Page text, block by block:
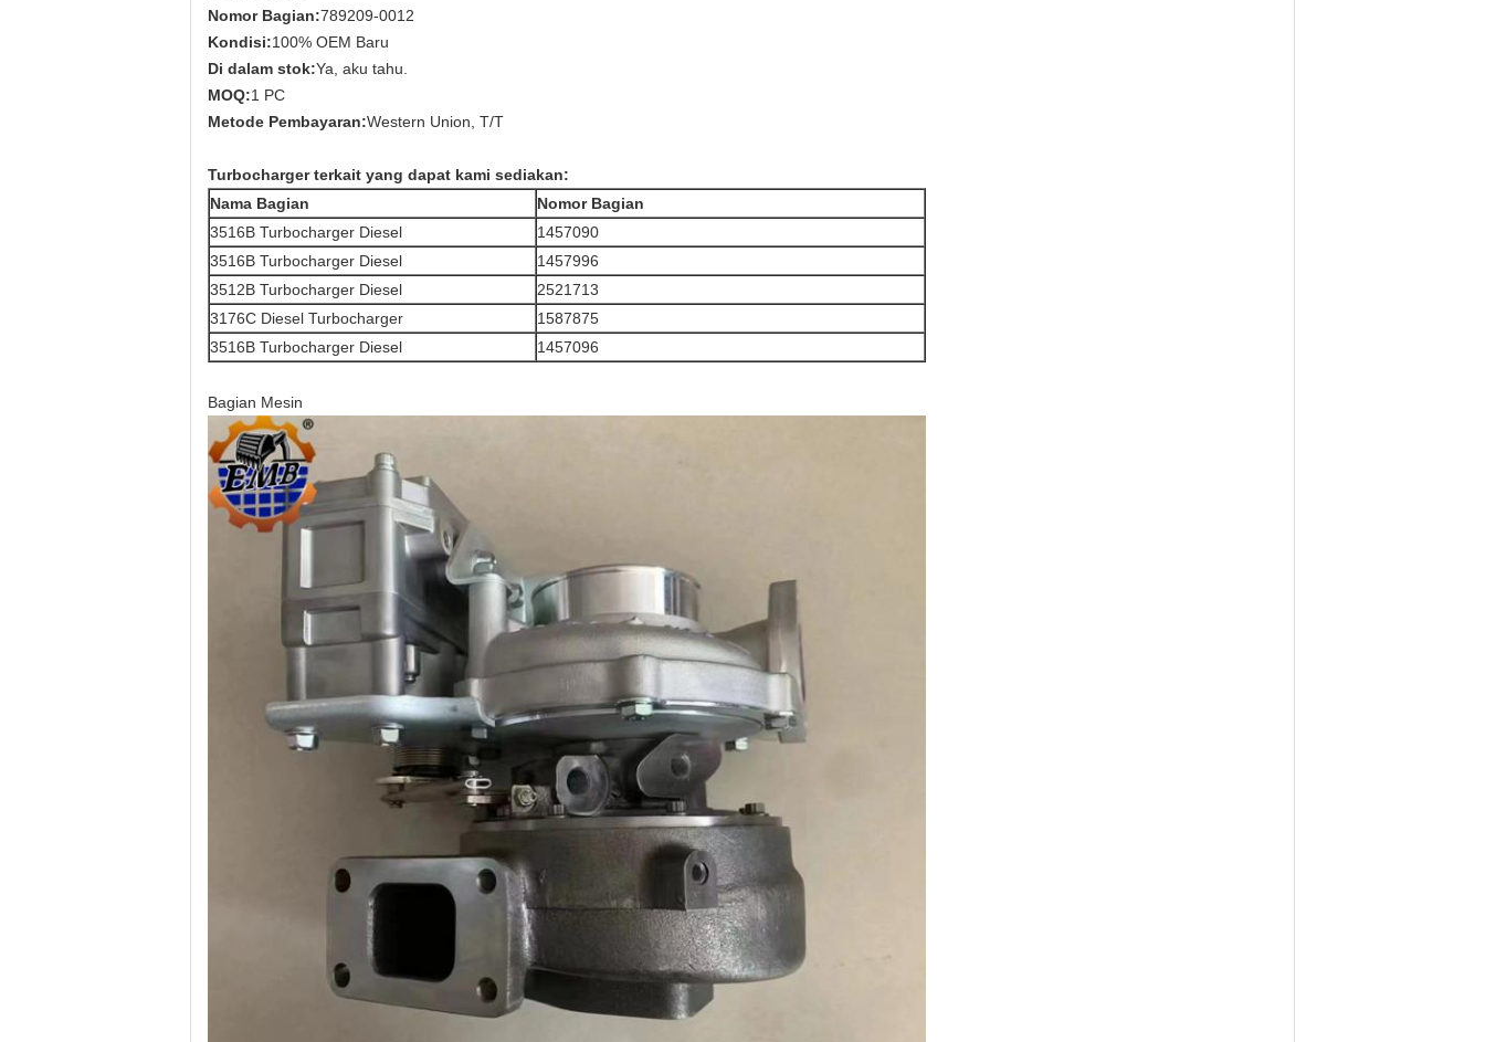
Nomor Bagian:789209-0012
Kondisi:100% OEM Baru
Di dalam stok:Ya, aku tahu.
MOQ:1 PC
Metode Pembayaran:Western Union, T/T
Turbocharger terkait yang dapat kami sediakan:
Nama Bagian
Nomor Bagian
3516B Turbocharger Diesel
1457090
3516B Turbocharger Diesel
1457996
3512B Turbocharger Diesel
2521713
3176C Diesel Turbocharger
1587875
3516B Turbocharger Diesel
1457096
Bagian Mesin